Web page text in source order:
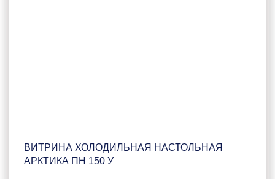
ВИТРИНА ХОЛОДИЛЬНАЯ НАСТОЛЬНАЯ
АРКТИКА ПН 150 У